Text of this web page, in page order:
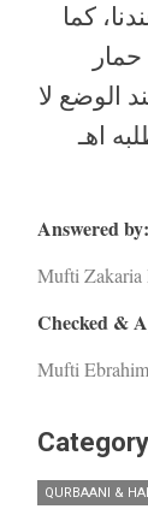
كما
الوضع لا
اهـ
Answered by:
Mufti Zakaria
Checked &
Mufti
Category
QURBAANI &